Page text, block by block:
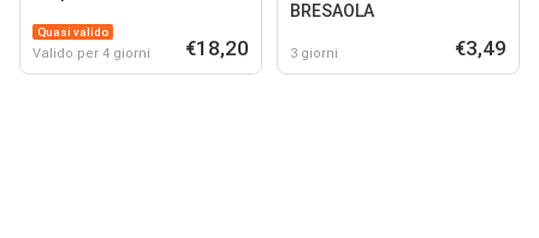
Quasi valido
Valido per 4 giorni €18,20
BRESAOLA
3 giorni €3,49